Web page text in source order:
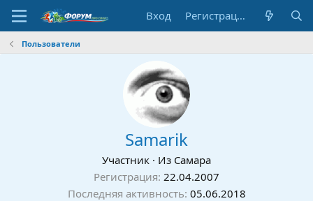
Вход Регистрация
Пользователи
Samarik
Участник · Из Самара
Регистрация 22.04.2007
Последняя активность 05.06.2018